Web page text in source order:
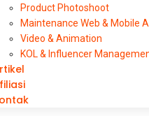
Product Photoshoot
Maintenance Web & Mobile
Video & Animation
KOL & Influencer